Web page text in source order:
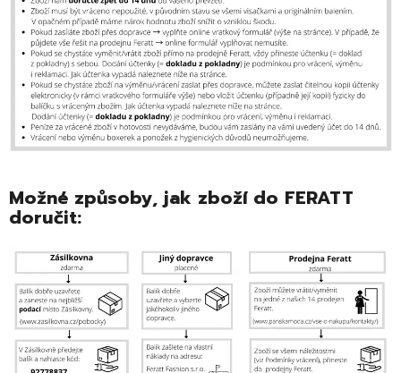
Možné způsoby, jak zboží do FERATT
doručit: